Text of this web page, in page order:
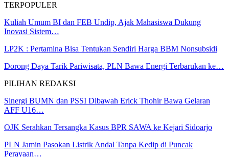
TERPOPULER
Kuliah Umum BI dan FEB Undip, Ajak Mahasiswa Dukung
Inovasi Sistem…
LP2K : Pertamina Bisa Tentukan Sendiri Harga BBM Nonsubsidi
Dorong Daya Tarik Pariwisata, PLN Bawa Energi Terbarukan ke…
PILIHAN REDAKSI
Sinergi BUMN dan PSSI Dibawah Erick Thohir Bawa Gelaran
AFF U16…
OJK Serahkan Tersangka Kasus BPR SAWA ke Kejari Sidoarjo
PLN Jamin Pasokan Listrik Andal Tanpa Kedip di Puncak
Perayaan…